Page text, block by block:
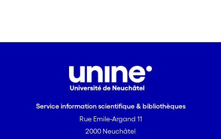
Service information scientifique & bibliothèques
Rue Emile-Argand 11
2000 Neuchâtel